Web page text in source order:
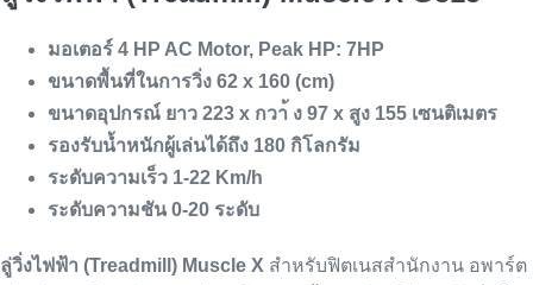
มอเตอร์ 4 HP AC Motor, Peak HP: 7HP
ขนาดพื้นที่ในการวิ่ง 62 x 160 (cm)
ขนาดอุปกรณ์ ยาว 223 x กวา้ ง 97 x สูง 155 เซนติเมตร
รองรับน้ำหนักผู้เล่นได้ถึง 180 กิโลกรัม
ระดับความเร็ว 1-22 Km/h
ระดับความชัน 0-20 ระดับ
ลู่วิ่งไฟฟ้า (Treadmill) Muscle X สำหรับฟิตเนสสำนักงาน อพาร์ต